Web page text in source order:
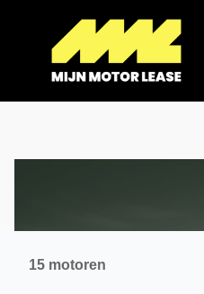
15 motoren